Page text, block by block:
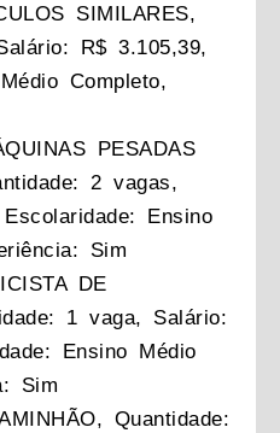
SIMILARES,
R$ 3.105,39,
Completo,
PESADAS
2 vagas,
Ensino
Sim
DE
1 vaga, Salário:
Ensino Médio
Sim
Quantidade: